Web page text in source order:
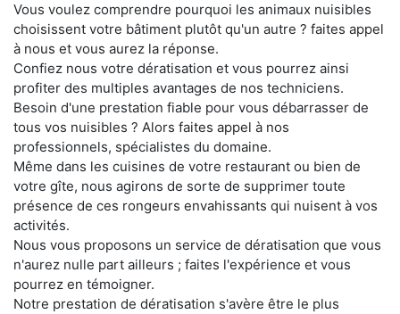
Vous voulez comprendre pourquoi les animaux nuisibles
choisissent votre bâtiment plutôt qu'un autre ? faites appel
à nous et vous aurez la réponse.
Confiez nous votre dératisation et vous pourrez ainsi
profiter des multiples avantages de nos techniciens.
Besoin d'une prestation fiable pour vous débarrasser de
tous vos nuisibles ? Alors faites appel à nos
professionnels, spécialistes du domaine.
Même dans les cuisines de votre restaurant ou bien de
votre gîte, nous agirons de sorte de supprimer toute
présence de ces rongeurs envahissants qui nuisent à vos
activités.
Nous vous proposons un service de dératisation que vous
n'aurez nulle part ailleurs ; faites l'expérience et vous
pourrez en témoigner.
Notre prestation de dératisation s'avère être le plus